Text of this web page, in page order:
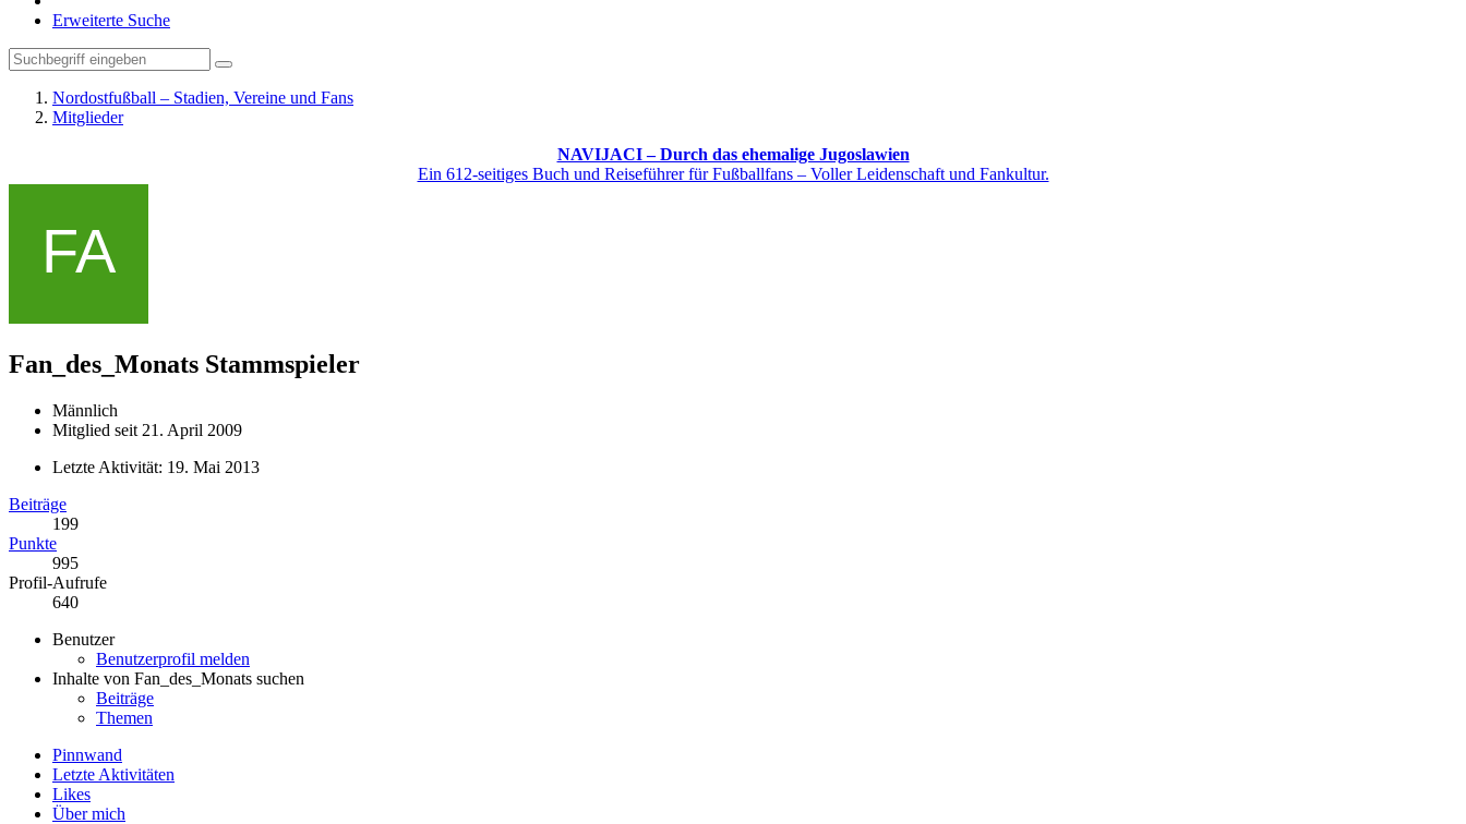
Erweiterte Suche
Nordostfußball – Stadien, Vereine und Fans
Mitglieder
NAVIJACI – Durch das ehemalige Jugoslawien
Ein 612-seitiges Buch und Reiseführer für Fußballfans – Voller Leidenschaft und Fankultur.
Fan_des_Monats Stammspieler
Männlich
Mitglied seit 21. April 2009
Letzte Aktivität: 19. Mai 2013
Beiträge
199
Punkte
995
Profil-Aufrufe
640
Benutzer
Benutzerprofil melden
Inhalte von Fan_des_Monats suchen
Beiträge
Themen
Pinnwand
Letzte Aktivitäten
Likes
Über mich